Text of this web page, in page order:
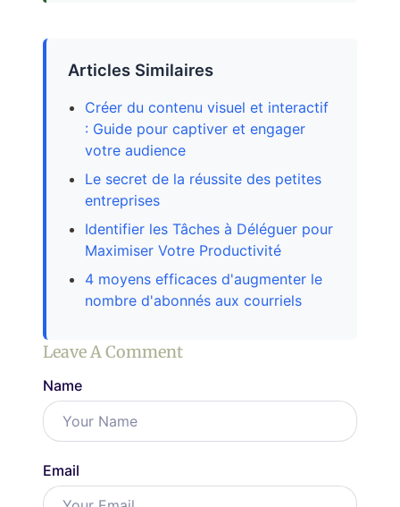
Articles Similaires
Créer du contenu visuel et interactif
: Guide pour captiver et engager
votre audience
Le secret de la réussite des petites
entreprises
Identifier les Tâches à Déléguer pour
Maximiser Votre Productivité
4 moyens efficaces d'augmenter le
nombre d'abonnés aux courriels
Leave A Comment
Name
Email